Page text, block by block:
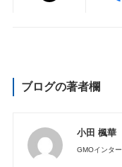
ブログの著者欄
小田 楓華
GMOインタ